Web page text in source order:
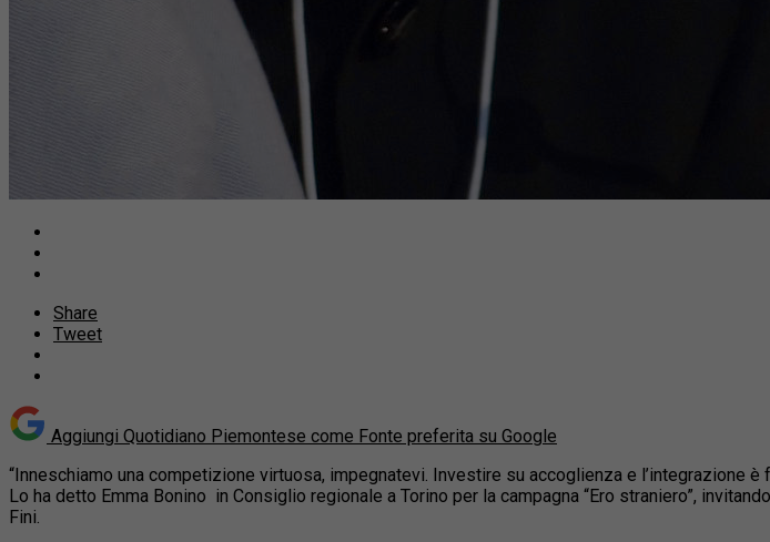
Share
Tweet
Aggiungi Quotidiano Piemontese come Fonte preferita su Google
“Inneschiamo una competizione virtuosa, impegnatevi. Investire su accoglienza e l’integrazione
Lo ha detto Emma Bonino in Consiglio regionale a Torino per la campagna “Ero straniero”,
Fini.